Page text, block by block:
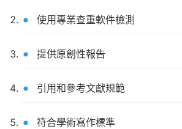
使用專業查重軟件檢測
提供原創性報告
引用和參考文獻規範
符合學術寫作標準